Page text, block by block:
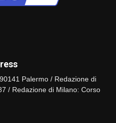
Palermo / Redazione di
/ Redazione di Milano: Corso